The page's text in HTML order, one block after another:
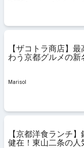
【ザコトラ商店】
わう京都グルメの新
Marisol
【京都洋食ランチ
健在！東山二条の人